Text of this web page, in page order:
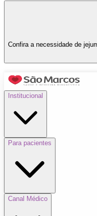
Confira a necessidade de
Institucional
Para pacientes
Canal Médico